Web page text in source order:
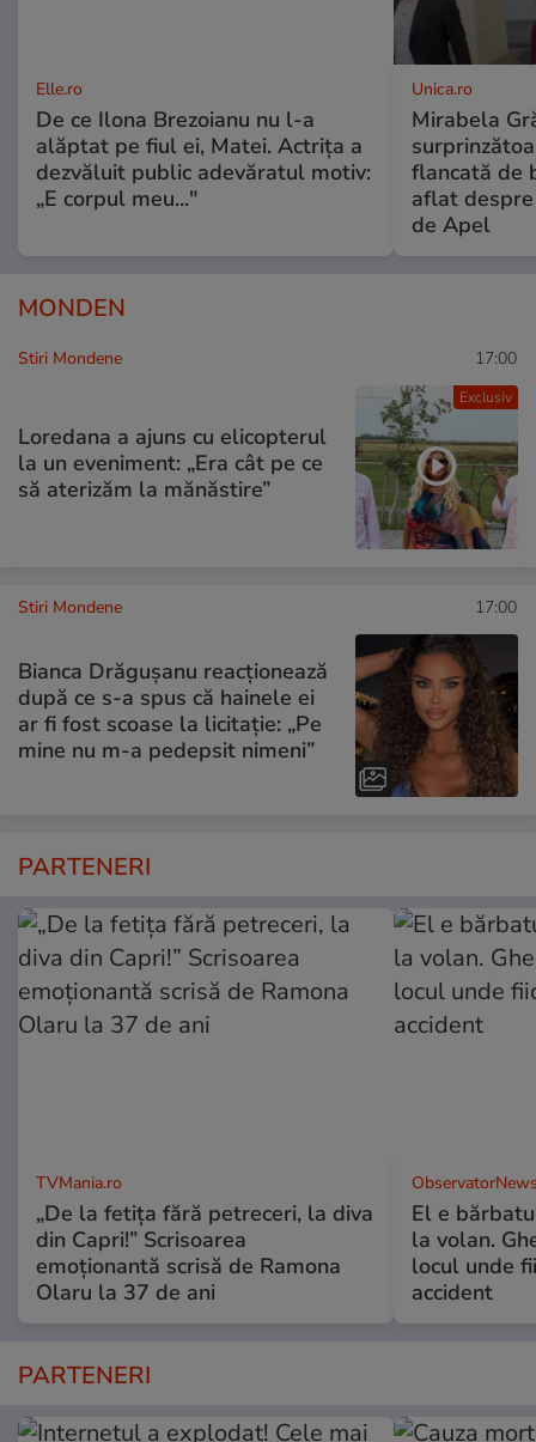
Elle.ro
De ce Ilona Brezoianu nu l-a
alăptat pe fiul ei, Matei. Actrița a
dezvăluit public adevăratul motiv:
„E corpul meu..."
Unica.ro
Mirabela
flancată de
aflat
de Apel
MONDEN
Exclusiv
Stiri Mondene 17:00
Loredana a ajuns cu elicopterul
la un eveniment: „Era cât pe ce
să aterizăm la mănăstire”
Stiri Mondene 17:00
Bianca Drăgușanu reacționează
după ce s-a spus că hainele ei
ar fi fost scoase la licitație: „Pe
mine nu m-a pedepsit nimeni”
PARTENERI
TVMania.ro
„De la fetița fără petreceri, la diva
din Capri!” Scrisoarea
emoționantă scrisă de Ramona
Olaru la 37 de ani
El e
la volan.
locul unde
accident
PARTENERI